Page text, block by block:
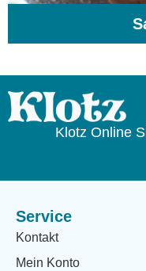
Klotz Online
Service
Kontakt
Mein Konto